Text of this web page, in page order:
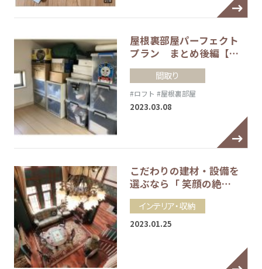
屋根裏部屋パーフェクト
プラン まとめ後編【…
間取り
#ロフト #屋根裏部屋
2023.03.08
こだわりの建材・設備を
選ぶなら「 笑顔の絶…
インテリア・収納
2023.01.25